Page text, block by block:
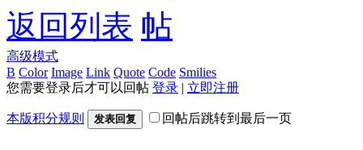
返回列表
高级模式
B Color Image Link Quote Code Smilies
您需要登录后才可以回帖 登录 | 立即注册
本版积分规则 发表回复 回帖后跳转到最后一页